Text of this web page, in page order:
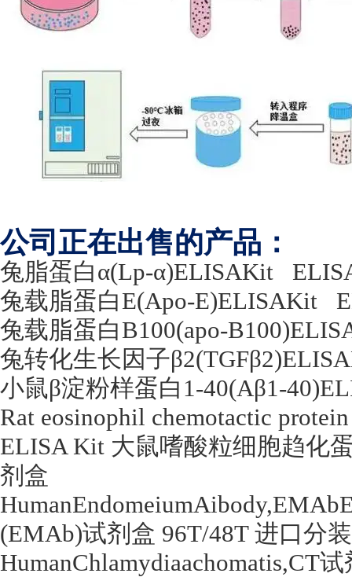
公司正在出售的产品：
兔脂蛋白α(Lp-α)ELISAKit
兔载脂蛋白E(Apo-E)ELISAKit
兔载脂蛋白B100(apo-
兔转化生长因子β2(TGFβ
小鼠β淀粉样蛋白 1-40(Aβ1-
Rat eosinophil chemotactic
ELISA Kit 大鼠嗜酸粒细胞趋化
剂盒
(EMAb)试剂盒 96T/48T 进口分装
HumanChlamydiaachomatis,CT试